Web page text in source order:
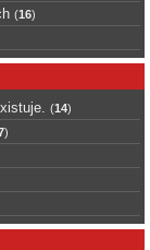
(16)
(14)
)